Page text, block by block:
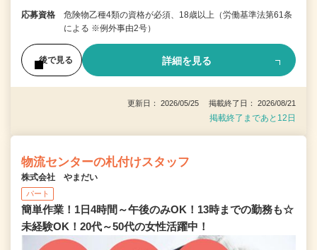
応募資格
危険物乙種4類の資格が必須、18歳以上（労働基準法第61条
による ※例外事由2号）
後で見る 詳細を見る
更新日： 2026/05/25 掲載終了日： 2026/08/21
掲載終了まであと12日
物流センターの札付けスタッフ
株式会社 やまだい
パート
簡単作業！1日4時間～午後のみOK！13時までの勤務も☆
未経験OK！20代～50代の女性活躍中！